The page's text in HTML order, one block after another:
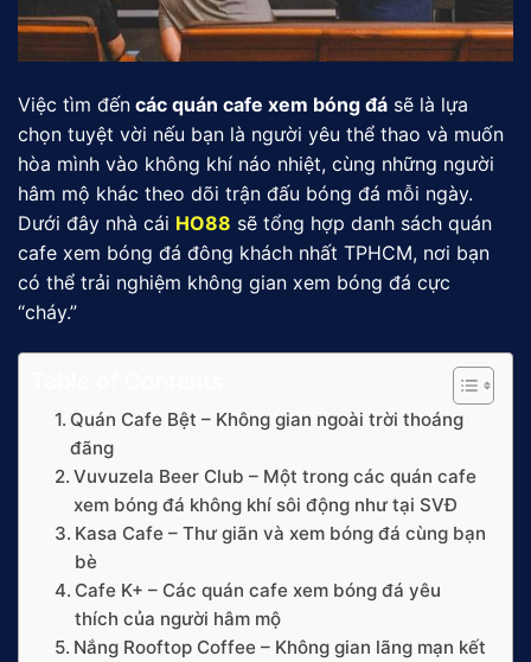
Việc tìm đến các quán cafe xem bóng đá sẽ là lựa
chọn tuyệt vời nếu bạn là người yêu thể thao và muốn
hòa mình vào không khí náo nhiệt, cùng những người
hâm mộ khác theo dõi trận đấu bóng đá mỗi ngày.
Dưới đây nhà cái HO88 sẽ tổng hợp danh sách quán
cafe xem bóng đá đông khách nhất TPHCM, nơi bạn
có thể trải nghiệm không gian xem bóng đá cực
“cháy.”
Quán Cafe Bệt – Không gian ngoài trời thoáng
đãng
Vuvuzela Beer Club – Một trong các quán cafe
xem bóng đá không khí sôi động như tại SVĐ
Kasa Cafe – Thư giãn và xem bóng đá cùng bạn
bè
Cafe K+ – Các quán cafe xem bóng đá yêu
thích của người hâm mộ
Nắng Rooftop Coffee – Không gian lãng mạn kết